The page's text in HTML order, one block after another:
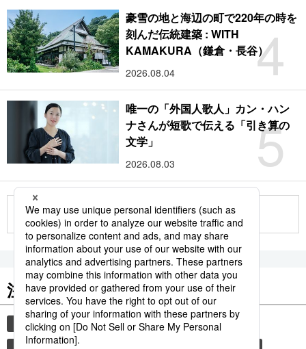
4
豪雪の地と海辺の町で220年の時を
刻んだ伝統建築 : WITH
KAMAKURA（鎌倉・長谷）
2026.08.04
5
唯一の「外国人歌人」カン・ハン
ナさんが短歌で伝える「引き算の
文学」
2026.08.03
もっと見る
注目のキーワード
共同通信ニュース 国民栄誉賞
イチロー